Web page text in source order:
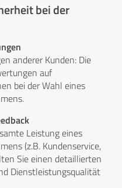
bei der
anderer Kunden: Die
auf
bei der Wahl eines
Leistung eines
(z.B. Kundenservice,
Sie einen detaillierten
Dienstleistungsqualität